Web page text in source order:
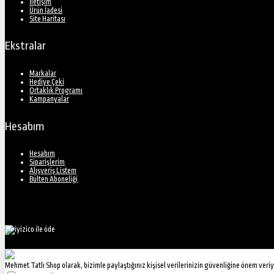
Mehmet Tatlı Shop olarak, bizimle paylaştığınız kişisel verilerinizin güvenliğine önem
İletişim
Ürün İadesi
Site Haritası
Ekstralar
Markalar
Hediye Çeki
Ortaklık Programı
Kampanyalar
Hesabım
Hesabım
Siparişlerim
Alışveriş Listem
Bülten Aboneliği